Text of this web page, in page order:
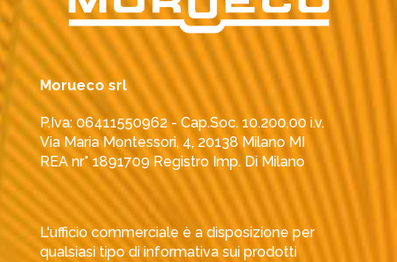
Morueco srl
P.Iva: 06411550962 - Cap.Soc. 10.200,00 i.v.
Via Maria Montessori, 4, 20138 Milano MI
REA nr° 1891709 Registro Imp. Di Milano
L'ufficio commerciale è a disposizione per
qualsiasi tipo di informativa sui prodotti